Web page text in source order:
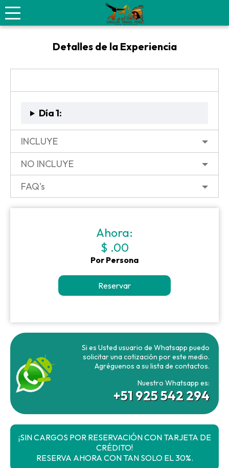
Tour de Cuatrimotos – Ica
Detalles de la Experiencia
Día 1:
INCLUYE
NO INCLUYE
FAQ's
Ahora:
$ .00
Por Persona
Reservar
Si es Usted usuario de Whatsapp puedo
solicitar una cotización por este medio.
Agréguenos a su lista de contactos.
Nuestro Whatsapp es:
+51 925 542 294
¡SIN CARGOS POR RESERVACIÓN CON TARJETA DE
CRÉDITO!
RESERVA AHORA CON TAN SOLO EL 30%.